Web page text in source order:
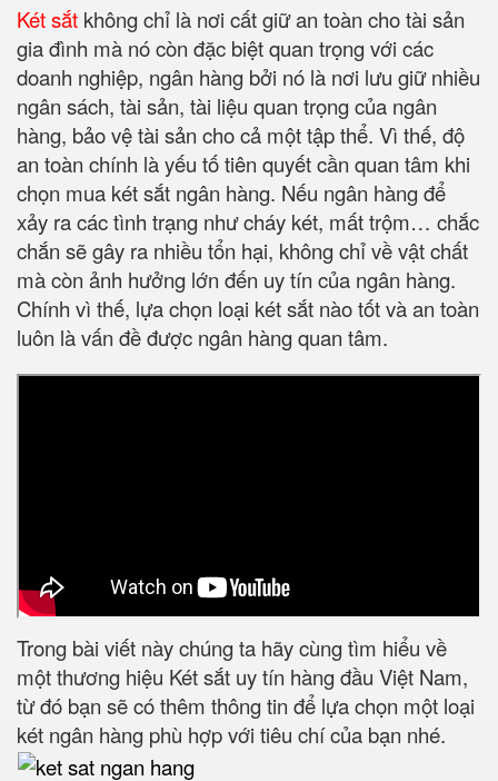
Két sắt không chỉ là nơi cất giữ an toàn cho tài sản
gia đình mà nó còn đặc biệt quan trọng với các
doanh nghiệp, ngân hàng bởi nó là nơi lưu giữ nhiều
ngân sách, tài sản, tài liệu quan trọng của ngân
hàng, bảo vệ tài sản cho cả một tập thể. Vì thế, độ
an toàn chính là yếu tố tiên quyết cần quan tâm khi
chọn mua két sắt ngân hàng. Nếu ngân hàng để
xảy ra các tình trạng như cháy két, mất trộm… chắc
chắn sẽ gây ra nhiều tổn hại, không chỉ về vật chất
mà còn ảnh hưởng lớn đến uy tín của ngân hàng.
Chính vì thế, lựa chọn loại két sắt nào tốt và an toàn
luôn là vấn đề được ngân hàng quan tâm.
Trong bài viết này chúng ta hãy cùng tìm hiểu về
một thương hiệu Két sắt uy tín hàng đầu Việt Nam,
từ đó bạn sẽ có thêm thông tin để lựa chọn một loại
két ngân hàng phù hợp với tiêu chí của bạn nhé.